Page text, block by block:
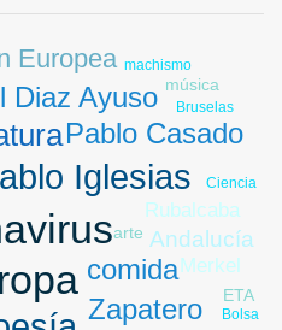
Iglesias
Zapatero
Pablo Casado
comida
Diaz Ayuso
Europea
Andalucía
Merkel
Rubalcaba
arte
ETA
música
Bolsa
Ciencia
machismo
Bruselas